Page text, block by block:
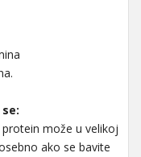
može u velikoj
ako se bavite